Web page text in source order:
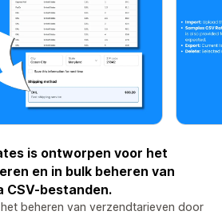
is ontworpen voor het
en in bulk beheren van
CSV-bestanden.
beheren van verzendtarieven door